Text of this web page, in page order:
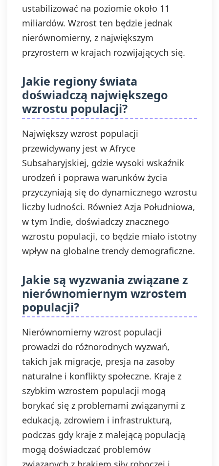
ustabilizować na poziomie około 11
miliardów. Wzrost ten będzie jednak
nierównomierny, z największym
przyrostem w krajach rozwijających się.
Jakie regiony świata
doświadczą największego
wzrostu populacji?
Największy wzrost populacji
przewidywany jest w Afryce
Subsaharyjskiej, gdzie wysoki wskaźnik
urodzeń i poprawa warunków życia
przyczyniają się do dynamicznego wzrostu
liczby ludności. Również Azja Południowa,
w tym Indie, doświadczy znacznego
wzrostu populacji, co będzie miało istotny
wpływ na globalne trendy demograficzne.
Jakie są wyzwania związane z
nierównomiernym wzrostem
populacji?
Nierównomierny wzrost populacji
prowadzi do różnorodnych wyzwań,
takich jak migracje, presja na zasoby
naturalne i konflikty społeczne. Kraje z
szybkim wzrostem populacji mogą
borykać się z problemami związanymi z
edukacją, zdrowiem i infrastrukturą,
podczas gdy kraje z malejącą populacją
mogą doświadczać problemów